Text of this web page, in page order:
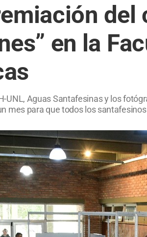
del
en la
UNL, Aguas Santafesinas y los
mes para que todos los